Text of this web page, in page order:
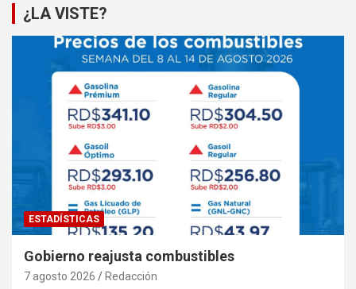
¿LA VISTE?
ESTADÍSTICAS
Gobierno reajusta combustibles
7 agosto 2026 Redacción